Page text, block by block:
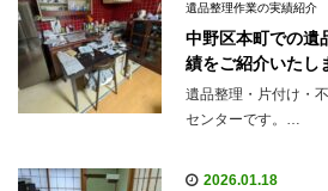
遺品整理作業の実績紹介
中野区本町での遺
績をご紹介いたし
遺品整理・片付け・
センターです。…
2026.01.18